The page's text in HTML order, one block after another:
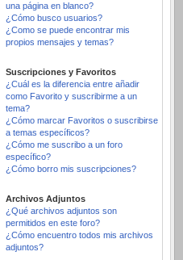
una página en blanco?
¿Cómo busco usuarios?
¿Como se puede encontrar mis
propios mensajes y temas?
Suscripciones y Favoritos
¿Cuál es la diferencia entre añadir
como Favorito y suscribirme a un
tema?
¿Cómo marcar Favoritos o suscribirse
a temas específicos?
¿Cómo me suscribo a un foro
específico?
¿Cómo borro mis suscripciones?
Archivos Adjuntos
¿Qué archivos adjuntos son
permitidos en este foro?
¿Cómo encuentro todos mis archivos
adjuntos?